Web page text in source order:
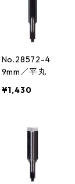
No.28572-4
9mm／平丸
¥1,430